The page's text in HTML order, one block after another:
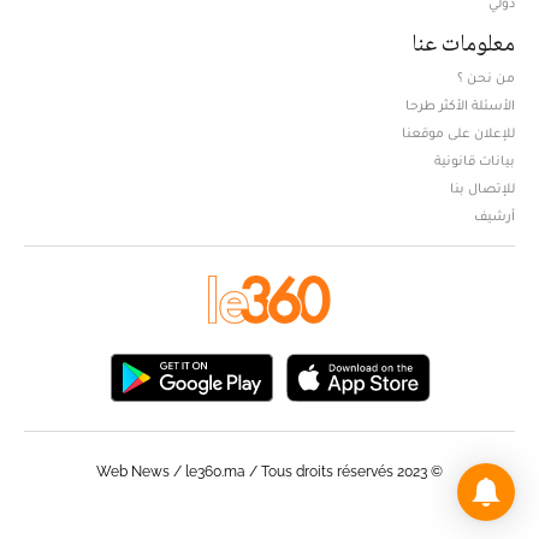
معلومات عنا
من نحن ؟
الأسئلة الأكثر طرحا
للإعلان على موقعنا
بيانات قانونية
للإتصال بنا
أرشيف
© Web News / le360.ma / Tous droits réservés 2023